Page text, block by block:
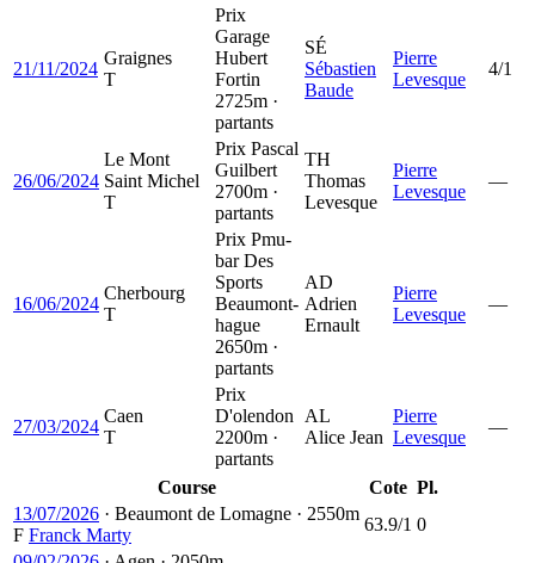
21/11/2024
Graignes
T
Prix
Garage
Hubert
Fortin
2725m ·
partants
SÉ
Sébastien
Baude
Pierre
Levesque
4/1
26/06/2024
Le Mont
Saint Michel
T
Prix Pascal
Guilbert
2700m ·
partants
TH
Thomas
Levesque
Pierre
Levesque
—
16/06/2024
Cherbourg
T
Prix Pmu-
bar Des
Sports
Beaumont-
hague
2650m ·
partants
AD
Adrien
Ernault
Pierre
Levesque
—
27/03/2024
Caen
T
Prix
D'olendon
2200m ·
partants
AL
Alice Jean
Pierre
Levesque
—
Course Cote Pl.
13/07/2026 · Beaumont de Lomagne · 2550m
F Franck Marty
63.9/1 0